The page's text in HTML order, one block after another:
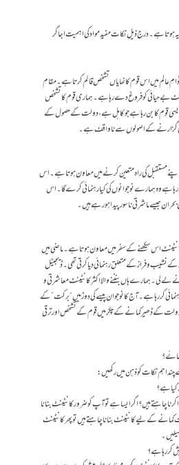
ہوتا ہے۔ درج ذیل نکات مفید مواد کی اہمیت اجاگر
عالم میں اس قوم کا نمایاں تشخص قائم کرتا ہے۔ مقامِ
بے حیائی کو فروغ دے رہا ہے۔ ہماری قوم کا تشخص
ایسی قوم کا بن رہا ہے جو کاہل ہے، دولت کے حصول کے
گزارنے کے اصولوں سے ناواقف ہے۔
مستقبل کی راہ متعین کرنے میں معاون ہوتا ہے۔ اس
ہے وہ ہمارے نوجوانوں کی کیا رہنمائی کرے گا۔ اس
جیسے ماشرتی ناسور پیدا ہورہے ہیں۔
اس سیکھنے کے سفر میں معاون ہوتا ہے۔ماضی میں
نشیب و فراز کے متعلق رہنمائی دیا کرتی تھی۔ ڈیجیٹل
لے لی۔ ہمارے ہاں بنننے والا اکثر کانٹینٹ معاشرتی و
کر رہا ہے۔ آج کا نوجوان پیسےکی دوڑ میں “برکت” کے
کے ڈھیر کمانے کے چکر میں قوم کے تشخص اور ترقی
جائے؟
چند اہم نکات کو ذہن میں رکھیں:
چاہتے ہیں؟ اگر ایسا ہے تو آپ کو ضرور کانٹینٹ بنانا
کے لیے کانٹینٹ بنانا چاہتے ہیں تو پھر کانٹینٹ